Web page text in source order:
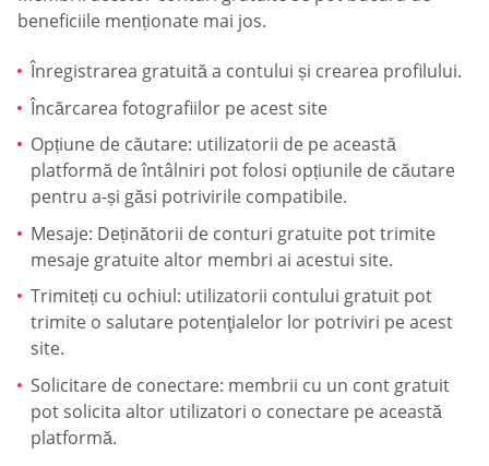
beneficiile menționate mai jos.
Înregistrarea gratuită a contului și crearea profilului.
Încărcarea fotografiilor pe acest site
Opțiune de căutare: utilizatorii de pe această
platformă de întâlniri pot folosi opțiunile de căutare
pentru a-și găsi potrivirile compatibile.
Mesaje: Deținătorii de conturi gratuite pot trimite
mesaje gratuite altor membri ai acestui site.
Trimiteți cu ochiul: utilizatorii contului gratuit pot
trimite o salutare potenţialelor lor potriviri pe acest
site.
Solicitare de conectare: membrii cu un cont gratuit
pot solicita altor utilizatori o conectare pe această
platformă.